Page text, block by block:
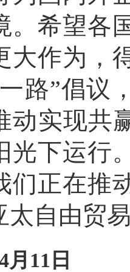
。希望各
大作为，
路”倡议
动实现共
光下运行
们正在推
太自由贸
月11日